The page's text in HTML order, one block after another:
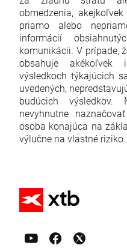
obmedzenia,
priamo alebo
informácií
komunikácii. V prípade,
obsahuje akékoľvek
výsledkoch týkajúcich
uvedených,
budúcich výsledkov.
nevyhnutne
osoba konajúca na
výlučne na vlastné riziko.